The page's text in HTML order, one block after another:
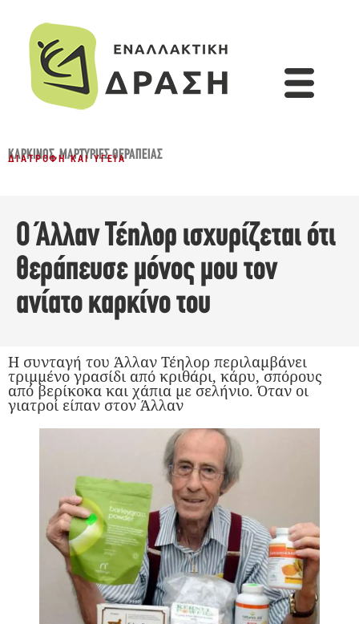
ΚΑΡΚΊΝΟΣ,ΜΑΡΤΥΡΊΕΣ ΘΕΡΑΠΕΊΑΣ
ΔΙΑΤΡΟΦΉ ΚΑΙ ΥΓΕΊΑ
Ο Άλλαν Τέηλορ ισχυρίζεται ότι
θεράπευσε μόνος μου τον
ανίατο καρκίνο του
Η συνταγή του Άλλαν Τέηλορ περιλαμβάνει
τριμμένο γρασίδι από κριθάρι, κάρυ, σπόρους
από βερίκοκα και χάπια με σελήνιο. Όταν οι
γιατροί είπαν στον Άλλαν